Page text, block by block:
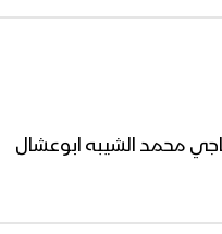
محمد الشيبه ابوعشال